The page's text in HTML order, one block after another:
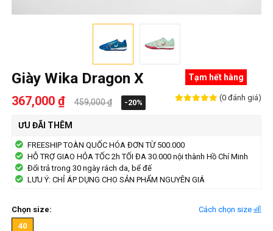
Giày Wika Dragon X Tạm hết hàng
367,000 ₫ 459,000 ₫ -20%
(0 đánh giá)
ƯU ĐÃI THÊM
FREESHIP TOÀN QUỐC HÓA ĐƠN TỪ 500.000
HỖ TRỢ GIAO HỎA TỐC 2h TỐI ĐA 30.000 nội thành Hồ Chí Minh
Đổi trả trong 30 ngày rách da, bể đế
LƯU Ý: CHỈ ÁP DỤNG CHO SẢN PHẨM NGUYÊN GIÁ
Chọn size:
Cách chọn size
40